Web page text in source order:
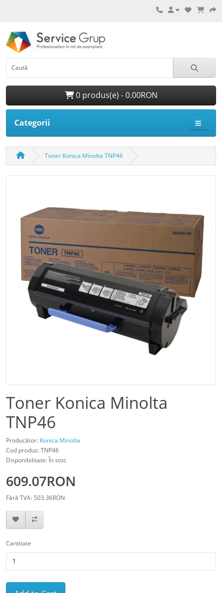
0 produs(e) - 0.00RON
Categorii
Toner Konica Minolta TNP46
Toner Konica Minolta
TNP46
Producător: Konica Minolta
Cod produs: TNP46
Disponibilitate: În stoc
609.07RON
Fără TVA: 503.36RON
Cantitate